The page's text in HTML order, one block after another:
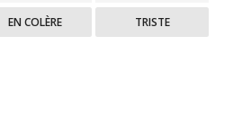
EN COLÈRE TRISTE